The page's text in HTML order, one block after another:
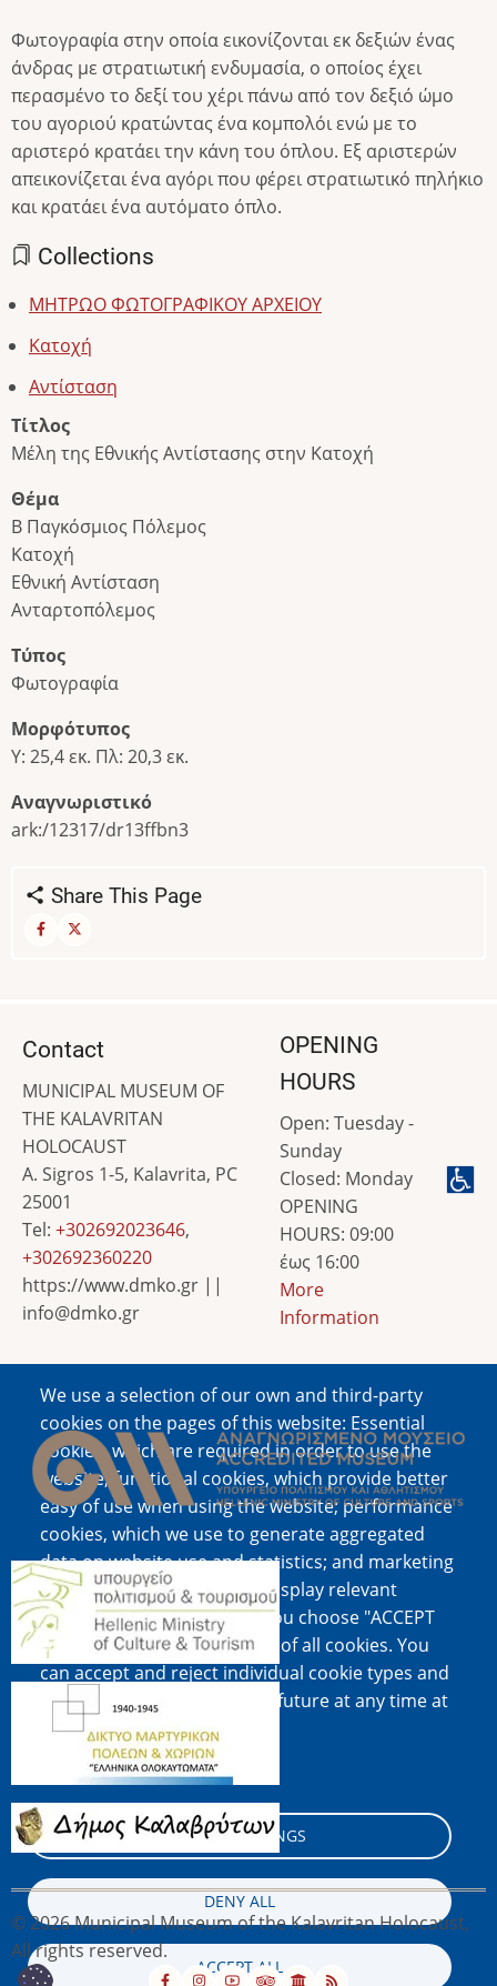
Φωτογραφία στην οποία εικονίζονται εκ δεξιών ένας
άνδρας με στρατιωτική ενδυμασία, ο οποίος έχει
περασμένο το δεξί του χέρι πάνω από τον δεξιό ώμο
του αγοριού κρατώντας ένα κομπολόι ενώ με το
αριστερό κρατάει την κάνη του όπλου. Εξ αριστερών
απεικονίζεται ένα αγόρι που φέρει στρατιωτικό πηλήκιο
και κρατάει ένα αυτόματο όπλο.
Collections
ΜΗΤΡΩΟ ΦΩΤΟΓΡΑΦΙΚΟΥ ΑΡΧΕΙΟΥ
Κατοχή
Αντίσταση
Τίτλος
Μέλη της Εθνικής Αντίστασης στην Κατοχή
Θέμα
Β Παγκόσμιος Πόλεμος
Κατοχή
Εθνική Αντίσταση
Ανταρτοπόλεμος
Τύπος
Φωτογραφία
Μορφότυπος
Υ: 25,4 εκ. Πλ: 20,3 εκ.
Αναγνωριστικό
ark:/12317/dr13ffbn3
Share This Page
We use a selection of our own and third-party
cookies on the pages of this website: Essential
cookies, which are required in order to use the
website; functional cookies, which provide better
easy of use when using the website; performance
cookies, which we use to generate aggregated
data on website use and statistics; and marketing
cookies, which are used to display relevant
content and advertising. If you choose "ACCEPT
ALL", you consent to the use of all cookies. You
can accept and reject individual cookie types and
revoke your consent for the future at any time at
"Settings".
Cookie documentation
COOKIE SETTINGS
DENY ALL
ACCEPT ALL
Contact
MUNICIPAL MUSEUM OF
THE KALAVRITAN
HOLOCAUST
A. Sigros 1-5, Kalavrita, PC
25001
Tel: +302692023646,
+302692360220
https://www.dmko.gr ||
info@dmko.gr
OPENING
HOURS
Open: Tuesday -
Sunday
Closed: Monday
OPENING
HOURS: 09:00
έως 16:00
More
Information
Image
Image
Image
Image
© 2026 Municipal Museum of the Kalavritan Holocaust,
All rights reserved.